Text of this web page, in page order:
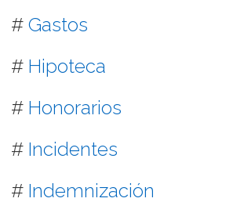
# Gastos
# Hipoteca
# Honorarios
# Incidentes
# Indemnización